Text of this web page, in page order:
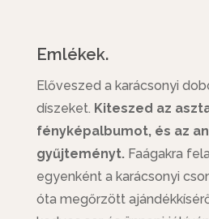
Emlékek.
Előveszed a karácsonyi
díszeket. Kiteszed az
fényképalbumot, és az
gyűjteményt.Faágakra
egyenként a karácsonyi
óta megőrzött